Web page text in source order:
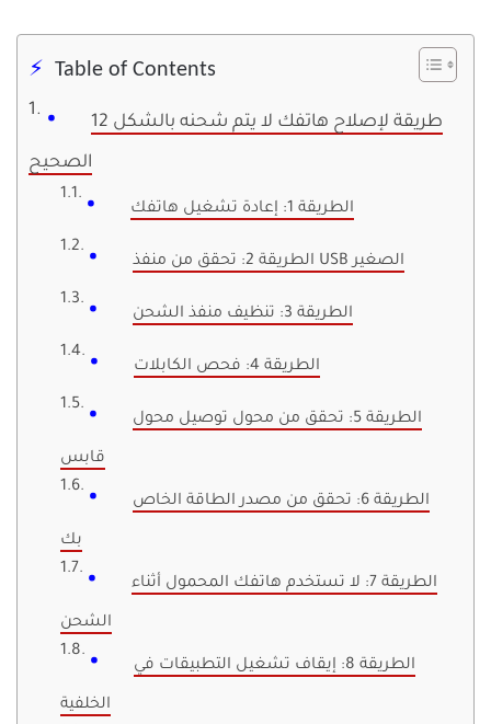
Table of Contents
12 طريقة لإصلاح هاتفك لا يتم شحنه بالشكل
الصحيح
الطريقة 1: إعادة تشغيل هاتفك
الطريقة 2: تحقق من منفذ USB الصغير
الطريقة 3: تنظيف منفذ الشحن
الطريقة 4: فحص الكابلات
الطريقة 5: تحقق من محول توصيل محول
قابس
الطريقة 6: تحقق من مصدر الطاقة الخاص
بك
الطريقة 7: لا تستخدم هاتفك المحمول أثناء
الشحن
الطريقة 8: إيقاف تشغيل التطبيقات في
الخلفية